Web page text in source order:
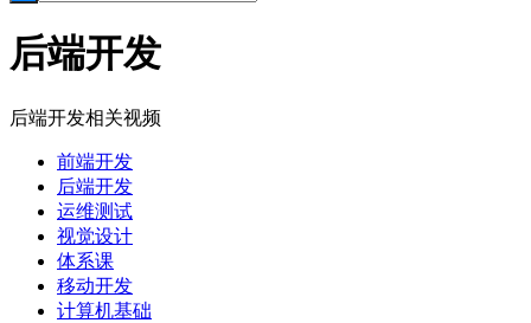
后端开发
后端开发相关视频
前端开发
后端开发
运维测试
视觉设计
体系课
移动开发
计算机基础